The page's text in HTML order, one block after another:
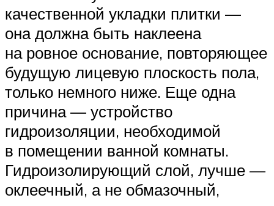
качественной укладки плитки —
она должна быть наклеена
на ровное основание, повторяющее
будущую лицевую плоскость пола,
только немного ниже. Еще одна
причина — устройство
гидроизоляции, необходимой
в помещении ванной комнаты.
Гидроизолирующий слой, лучше —
оклеечный, а не обмазочный,